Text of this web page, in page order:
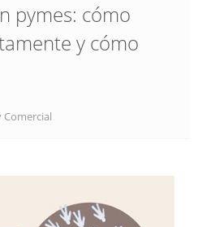
pymes: cómo
y cómo
Comercial